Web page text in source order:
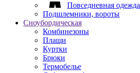
Повседневная одежда
Подшлемники, вороты
Сноубордическая
Комбинезоны
Плащи
Куртки
Брюки
Термобелье